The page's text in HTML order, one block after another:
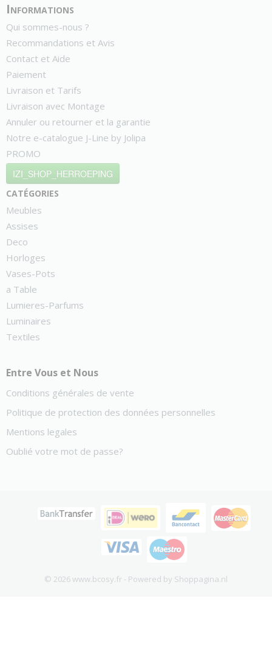
Informations
Qui sommes-nous ?
Recommandations et Avis
Contact et Aide
Paiement
Livraison et Tarifs
Livraison avec Montage
Annuler ou retourner et la garantie
Notre e-catalogue J-Line by Jolipa
PROMO
IZI_SHOP_HERROEPING
catégories
Meubles
Assises
Deco
Horloges
Vases-Pots
a Table
Lumieres-Parfums
Luminaires
Textiles
Entre Vous et Nous
Conditions générales de vente
Politique de protection des données personnelles
Mentions legales
Oublié votre mot de passe?
© 2026 www.bcosy.fr - Powered by Shoppagina.nl